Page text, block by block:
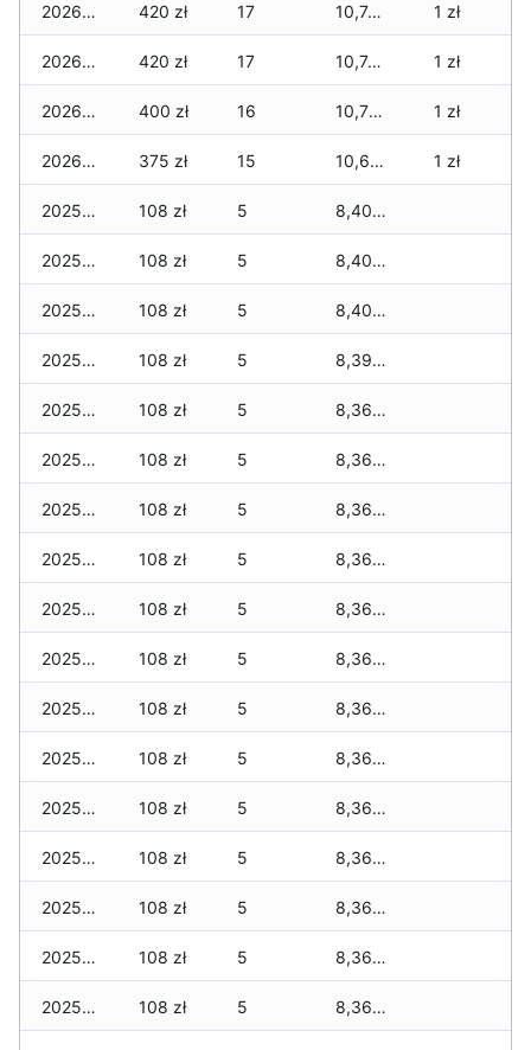
2026-02-22 420 zł 17 10,744 zł 1 zł
2026-02-21 420 zł 17 10,744 zł 1 zł
2026-02-20 400 zł 16 10,724 zł 1 zł
2026-02-19 375 zł 15 10,699 zł 1 zł
2025-03-03 108 zł 5 8,406 zł
2025-03-02 108 zł 5 8,406 zł
2025-03-01 108 zł 5 8,406 zł
2025-02-28 108 zł 5 8,393 zł
2025-02-27 108 zł 5 8,363 zł
2025-02-26 108 zł 5 8,363 zł
2025-02-25 108 zł 5 8,363 zł
2025-02-24 108 zł 5 8,363 zł
2025-02-23 108 zł 5 8,363 zł
2025-02-22 108 zł 5 8,363 zł
2025-02-21 108 zł 5 8,363 zł
2025-02-20 108 zł 5 8,363 zł
2025-02-19 108 zł 5 8,363 zł
2025-02-18 108 zł 5 8,363 zł
2025-02-17 108 zł 5 8,363 zł
2025-02-16 108 zł 5 8,363 zł
2025-02-15 108 zł 5 8,363 zł